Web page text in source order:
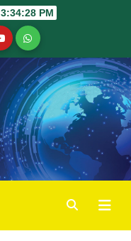
3:34:29 PM